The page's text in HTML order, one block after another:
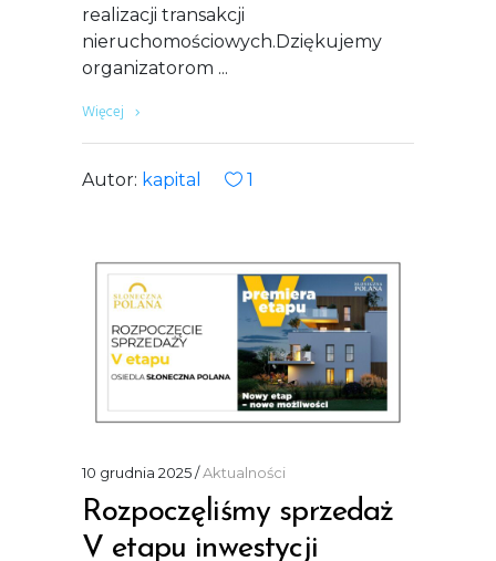
realizacji transakcji
nieruchomościowych.Dziękujemy
organizatorom
Więcej
Autor: kapital 1
10 grudnia 2025 Aktualności
Rozpoczęliśmy sprzedaż
V etapu inwestycji